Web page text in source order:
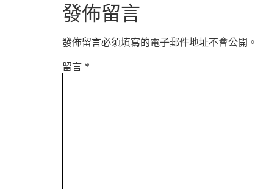
發佈留言
發佈留言必須填寫的電子郵件地址不會公開。
留言 *